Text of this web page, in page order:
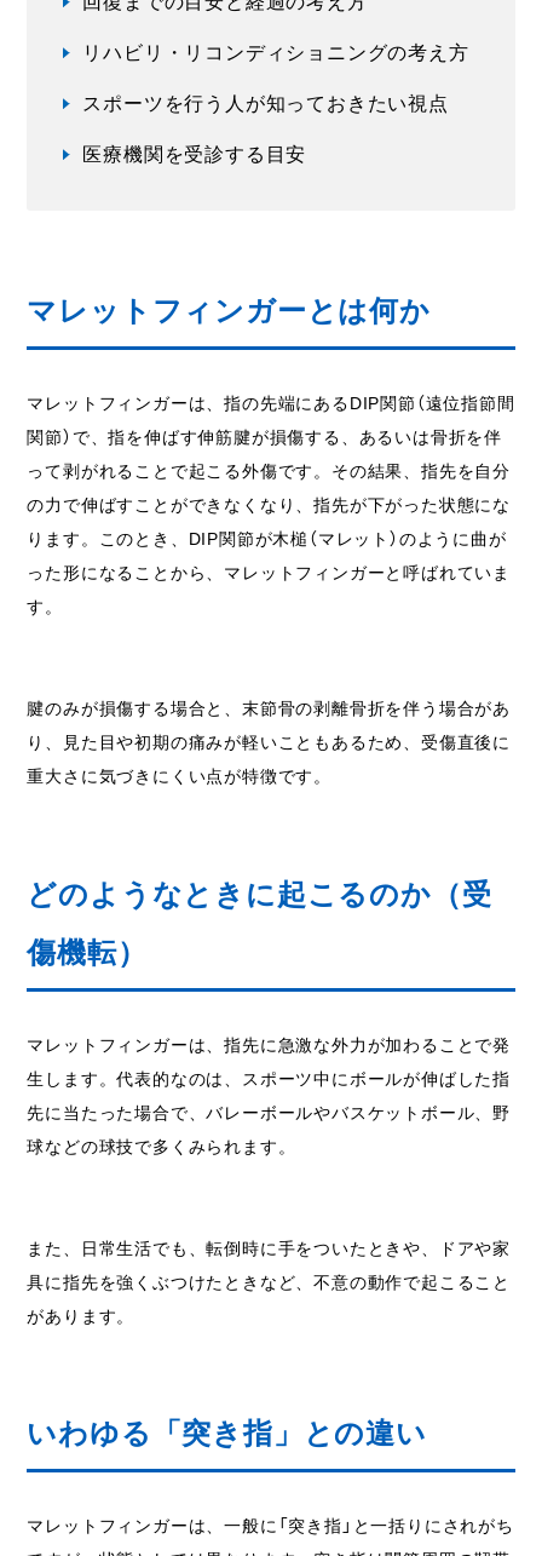
リハビリ・リコンディショニングの考え方
スポーツを行う人が知っておきたい視点
医療機関を受診する目安
マレットフィンガーとは何か
マレットフィンガーは、指の先端にあるDIP関節（遠位指節間
関節）で、指を伸ばす伸筋腱が損傷する、あるいは骨折を伴
って剥がれることで起こる外傷です。その結果、指先を自分
の力で伸ばすことができなくなり、指先が下がった状態にな
ります。このとき、DIP関節が木槌（マレット）のように曲が
った形になることから、マレットフィンガーと呼ばれていま
す。
腱のみが損傷する場合と、末節骨の剥離骨折を伴う場合があ
り、見た目や初期の痛みが軽いこともあるため、受傷直後に
重大さに気づきにくい点が特徴です。
どのようなときに起こるのか（受
傷機転）
マレットフィンガーは、指先に急激な外力が加わることで発
生します。代表的なのは、スポーツ中にボールが伸ばした指
先に当たった場合で、バレーボールやバスケットボール、野
球などの球技で多くみられます。
また、日常生活でも、転倒時に手をついたときや、ドアや家
具に指先を強くぶつけたときなど、不意の動作で起こること
があります。
いわゆる「突き指」との違い
マレットフィンガーは、一般に「突き指」と一括りにされがち